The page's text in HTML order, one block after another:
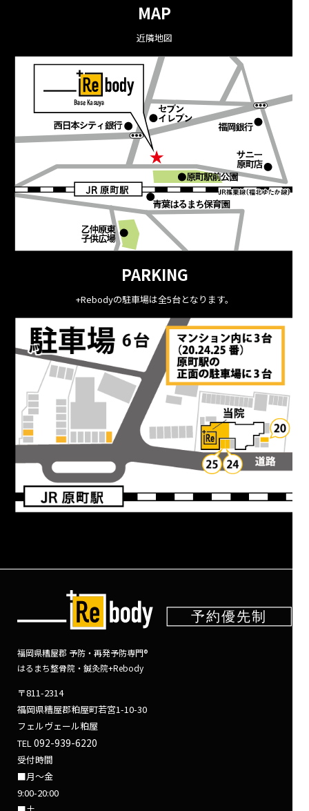
MAP
近隣地図
PARKING
+Rebodyの駐車場は全5台となります。
福岡県糟屋郡 予防・再発予防専門®
はるまち整骨院・鍼灸院+Rebody
〒811-2314
福岡県糟屋郡粕屋町若宮1-10-30
フェルヴェール粕屋
TEL092-939-6220
受付時間
■月～金
9:00-20:00